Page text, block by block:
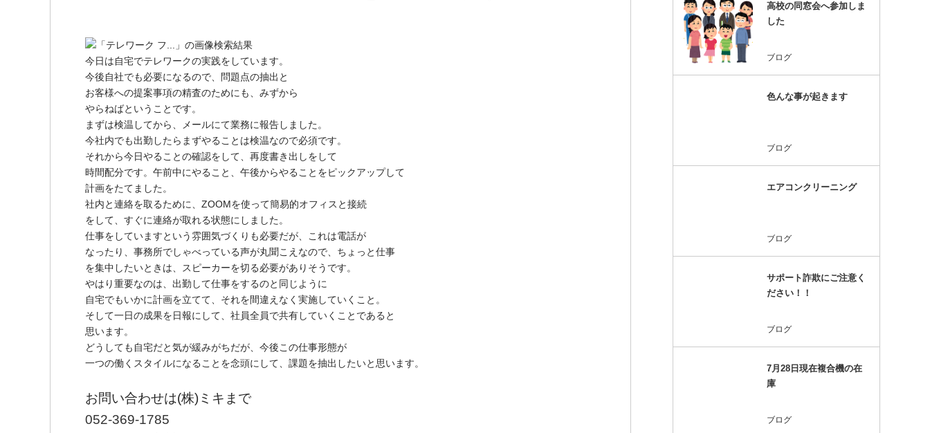
今日は自宅でテレワークの実践をしています。
今後自社でも必要になるので、問題点の抽出と
お客様への提案事項の精査のためにも、みずから
やらねばということです。
まずは検温してから、メールにて業務に報告しました。
今社内でも出勤したらまずやることは検温なので必須です。
それから今日やることの確認をして、再度書き出しをして
時間配分です。午前中にやること、午後からやることをピックアップして
計画をたてました。
社内と連絡を取るために、ZOOMを使って簡易的オフィスと接続
をして、すぐに連絡が取れる状態にしました。
仕事をしていますという雰囲気づくりも必要だが、これは電話が
なったり、事務所でしゃべっている声が丸聞こえなので、ちょっと仕事
を集中したいときは、スピーカーを切る必要がありそうです。
やはり重要なのは、出勤して仕事をするのと同じように
自宅でもいかに計画を立てて、それを間違えなく実施していくこと。
そして一日の成果を日報にして、社員全員で共有していくことであると
思います。
どうしても自宅だと気が緩みがちだが、今後この仕事形態が
一つの働くスタイルになることを念頭にして、課題を抽出したいと思います。
お問い合わせは(株)ミキまで
052-369-1785
高校の同窓会へ参加しま
した
ブログ
色んな事が起きます
ブログ
エアコンクリーニング
ブログ
サポート詐欺にご注意く
ださい！！
ブログ
7月28日現在複合機の在
庫
ブログ